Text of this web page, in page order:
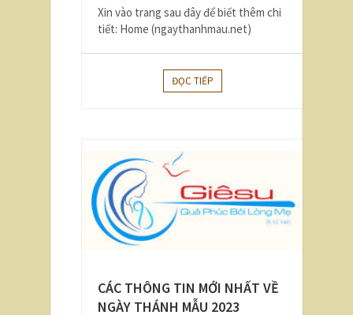
Xin vào trang sau đây để biết thêm chi
tiết: Home (ngaythanhmau.net)
ĐỌC TIẾP
CÁC THÔNG TIN MỚI NHẤT VỀ
NGÀY THÁNH MẪU 2023